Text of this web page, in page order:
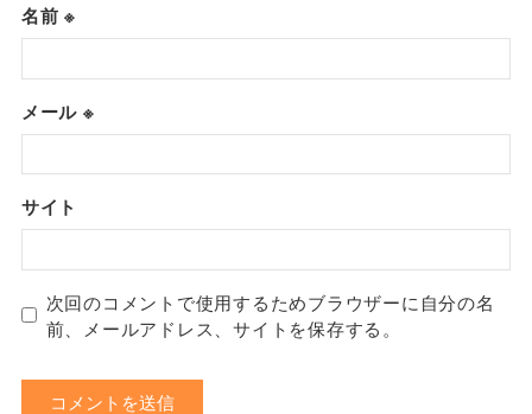
名前※
メール ※
サイト
次回のコメントで使用するためブラウザーに自分の名
前、メールアドレス、サイトを保存する。